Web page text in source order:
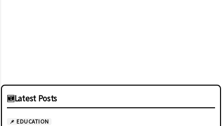
🆕Latest Posts
📌 EDUCATION